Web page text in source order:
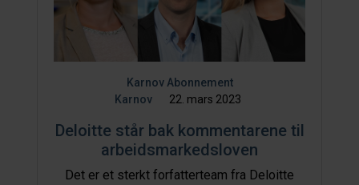
Karnov Abonnement
Karnov
22. mars 2023
Deloitte står bak kommentarene til
arbeidsmarkedsloven
Det er et sterkt forfatterteam fra Deloitte